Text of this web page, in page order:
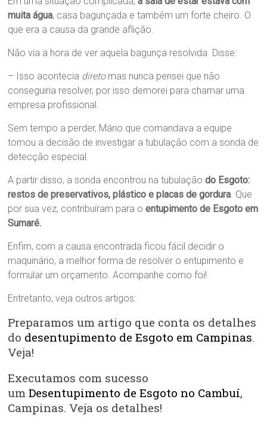
muita água, casa bagunçada e também um forte cheiro. O
que era a causa da grande aflição.
Não via a hora de ver aquela bagunça resolvida. Disse:
– Isso acontecia diretomas nunca pensei que não
conseguiria resolver, por isso demorei para chamar uma
empresa profissional.
Sem tempo a perder, Mário que comandava a equipe
tomou a decisão de investigar a tubulação com a sonda de
detecção especial.
A partir disso, a sonda encontrou na tubulaçãodo Esgoto:
restos de preservativos, plástico e placas de gordura . Que
por sua vez, contribuíram para oentupimento de Esgoto em
Sumaré.
Enfim, com a causa encontrada ficou fácil decidir o
maquinário, a melhor forma de resolver o entupimento e
formular um orçamento. Acompanhe como foi!
Entretanto, veja outros artigos:
Preparamos um artigo que conta os detalhes
do desentupimento de Esgoto em Campinas.
Veja!
Executamos com sucesso
umDesentupimento de Esgoto no Cambuí,
Campinas. Veja os detalhes!